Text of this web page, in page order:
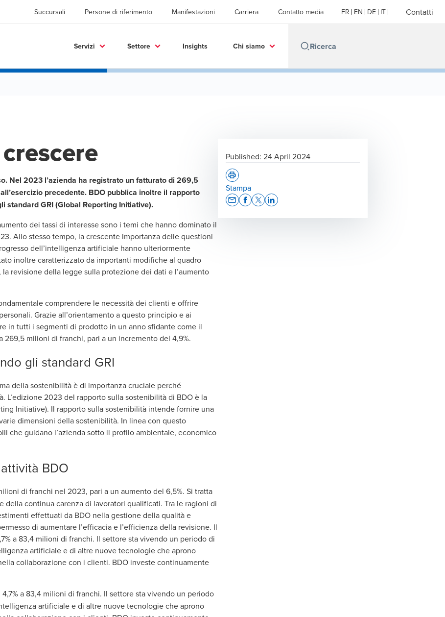
Succursali Persone di riferimento Manifestazioni Carriera Contatto media FR EN DE IT Contatti
Servizi Settore Insights Chi siamo
Nel 2023 l’azienda ha registrato un fatturato di 269,5
precedente. BDO pubblica inoltre il rapporto
standard GRI (Global Reporting Initiative).
dei tassi di interesse sono i temi che hanno dominato il
Allo stesso tempo, la crescente importanza delle questioni
dell’intelligenza artificiale hanno ulteriormente
inoltre caratterizzato da importanti modifiche al quadro
revisione della legge sulla protezione dei dati e l’aumento
comprendere le necessità dei clienti e offrire
Grazie all’orientamento a questo principio e ai
in tutti i segmenti di prodotto in un anno sfidante come il
269,5 milioni di franchi, pari a un incremento del 4,9%.
gli standard GRI
della sostenibilità è di importanza cruciale perché
L’edizione 2023 del rapporto sulla sostenibilità di BDO è la
Initiative). Il rapporto sulla sostenibilità intende fornire una
dimensioni della sostenibilità. In linea con questo
che guidano l’azienda sotto il profilo ambientale, economico
BDO
di franchi nel 2023, pari a un aumento del 6,5%. Si tratta
continua carenza di lavoratori qualificati. Tra le ragioni di
effettuati da BDO nella gestione della qualità e
di aumentare l’efficacia e l’efficienza della revisione. Il
a 83,4 milioni di franchi. Il settore sta vivendo un periodo di
artificiale e di altre nuove tecnologie che aprono
collaborazione con i clienti. BDO investe continuamente
a 83,4 milioni di franchi. Il settore sta vivendo un periodo
artificiale e di altre nuove tecnologie che aprono
Published: 24 April 2024
Stampa